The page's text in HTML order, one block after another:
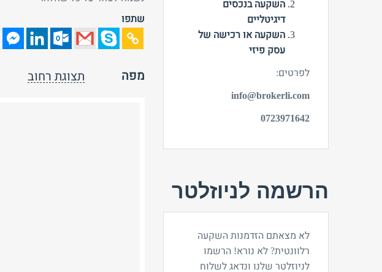
שתפו
מפה תצוגת רחוב
השקעה בנכסים
דיגיטליים
השקעה או רכישה של
עסק פיזי
לפרטים:
info@brokerli.com
0723971642
הרשמה לניוזלטר
לא מצאתם הזדמנות השקעה
רלוונטית? לא נורא! הרשמו
לניוזלטר שלנו ונדאג לשלוח